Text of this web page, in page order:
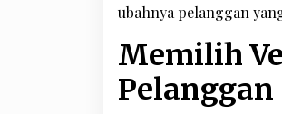
ubahnya pelanggan
Memilih
Pelanggan